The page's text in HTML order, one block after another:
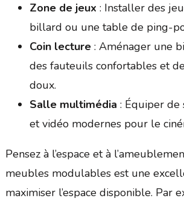
Zone de jeux : Installer des
billard ou une table de ping-
Coin lecture: Aménager une
des fauteuils confortables et
doux.
Salle multimédia : Équiper de
et vidéo modernes pour le
Pensez à l’espace et à
meubles modulables est une
maximiser l’espace disponible. Par